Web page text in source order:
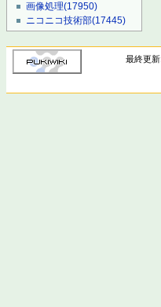
画像処理(17950)
ニコニコ技術部(17445)
最終更